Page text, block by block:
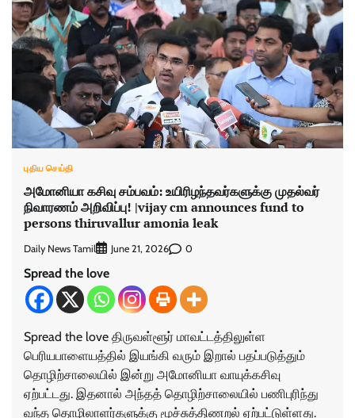
புதிய செய்தி
அமோனியா கசிவு சம்பவம்: உயிரிழந்தவர்களுக்கு முதல்வர்
நிவாரணம் அறிவிப்பு! |vijay cm announces fund to
persons thiruvallur amonia leak
Daily News Tamil June 21, 2026 0
Spread the love
Spread the love திருவள்ளூர் மாவட்டத்திலுள்ள
பெரியபாளையத்தில் இயங்கி வரும் இறால் பதப்படுத்தும்
தொழிற்சாலையில் இன்று அமோனியா வாயுக்கசிவு
ஏற்பட்டது. இதனால் அந்தத் தொழிற்சாலையில் பணிபுரிந்து
வந்த தொழிலாளர்களுக்கு மூச்சுத்திணறல் ஏற்பட்டுள்ளது.